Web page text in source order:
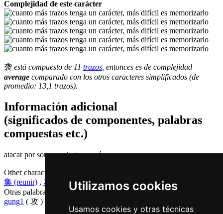
Utilizamos cookies
Usamos cookies y otras técnicas
Complejidad de este carácter
袭 está compuesto de 11 trazos , entonces es de complejidad
average comparado con los otros caracteres simplificados (de
promedio: 13,1 trazos).
Información adicional
(significados de componentes, palabras
compuestas etc.)
atacar por sorpresa | ataque aéreo
Other characters that are pronounced
集 (reunir) , 习 (práctica), 杂 (mixto)
Otras palabras que también significanatacar en chino
gung1 ( 攻 )